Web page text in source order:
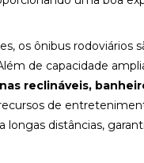
os ônibus rodoviários
de capacidade
reclináveis,
de
longas distâncias,